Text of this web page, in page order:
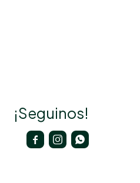
¡Seguinos!
  